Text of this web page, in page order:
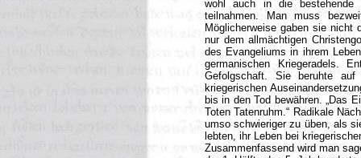
wohl auch in die bestehende
teilnahmen. Man muss
Möglicherweise gaben sie nicht
nur dem allmächtigen
des Evangeliums in ihrem
germanischen Kriegeradels.
Gefolgschaft. Sie beruhte
kriegerischen
bis in den Tod bewähren. „Das
Toten Tatenruhm.“ Radikale
umso schwieriger zu üben, als
lebten, ihr Leben bei
Zusammenfassend wird man